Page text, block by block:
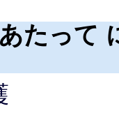
たって